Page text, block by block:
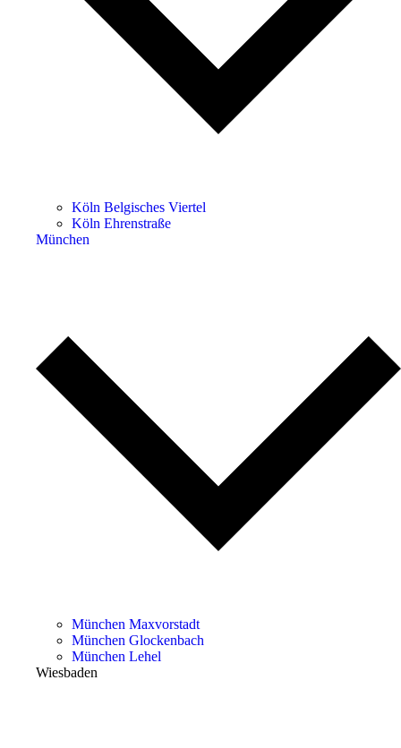
Köln Belgisches Viertel
Köln Ehrenstraße
München
München Maxvorstadt
München Glockenbach
München Lehel
Wiesbaden